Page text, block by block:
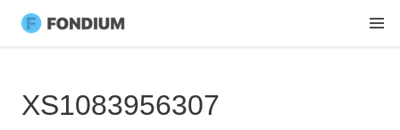
XS1083956307